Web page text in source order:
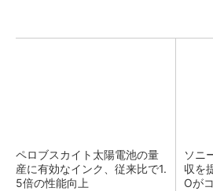
ペロブスカイト太陽電池の量
産に有効なインク、従来比で1.
5倍の性能向上
ソニ
収を
Oが